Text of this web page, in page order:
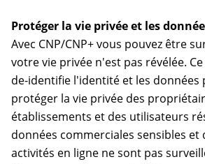
Protéger la vie privée et les
Avec CNP/CNP+ vous pouvez être
votre vie privée n'est pas révélée.
de-identifie l'identité et les données
protéger la vie privée des
établissements et des utilisateurs
données commerciales sensibles et
activités en ligne ne sont pas